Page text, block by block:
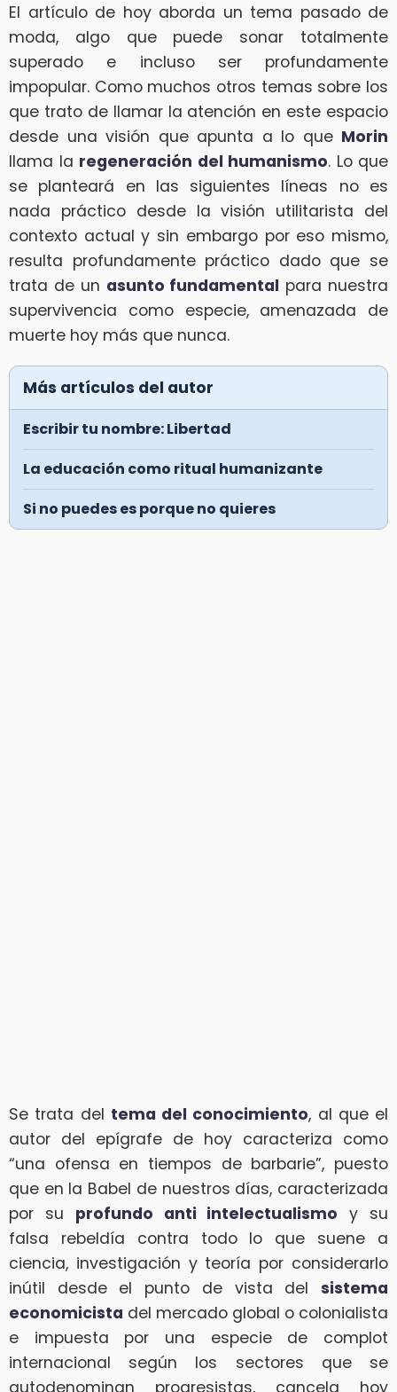
El artículo de hoy aborda un tema pasado de
moda, algo que puede sonar totalmente
superado e incluso ser profundamente
impopular. Como muchos otros temas sobre los
que trato de llamar la atención en este espacio
desde una visión que apunta a lo que Morin
llama la regeneración del humanismo. Lo que
se planteará en las siguientes líneas no es
nada práctico desde la visión utilitarista del
contexto actual y sin embargo por eso mismo,
resulta profundamente práctico dado que se
trata de un asunto fundamental para nuestra
supervivencia como especie, amenazada de
muerte hoy más que nunca.
Más artículos del autor
Escribir tu nombre: Libertad
La educación como ritual humanizante
Si no puedes es porque no quieres
Se trata del tema del conocimiento, al que el
autor del epígrafe de hoy caracteriza como
“una ofensa en tiempos de barbarie”, puesto
que en la Babel de nuestros días, caracterizada
por su profundo anti intelectualismo y su
falsa rebeldía contra todo lo que suene a
ciencia, investigación y teoría por considerarlo
inútil desde el punto de vista del sistema
economicista del mercado global o colonialista
e impuesta por una especie de complot
internacional según los sectores que se
autodenominan progresistas, cancela hoy